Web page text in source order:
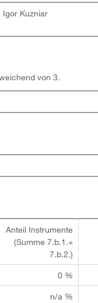
Igor Kuzniar
von 3.
Anteil Instrumente
(Summe 7.b.1.+
7.b.2.)
0 %
n/a %